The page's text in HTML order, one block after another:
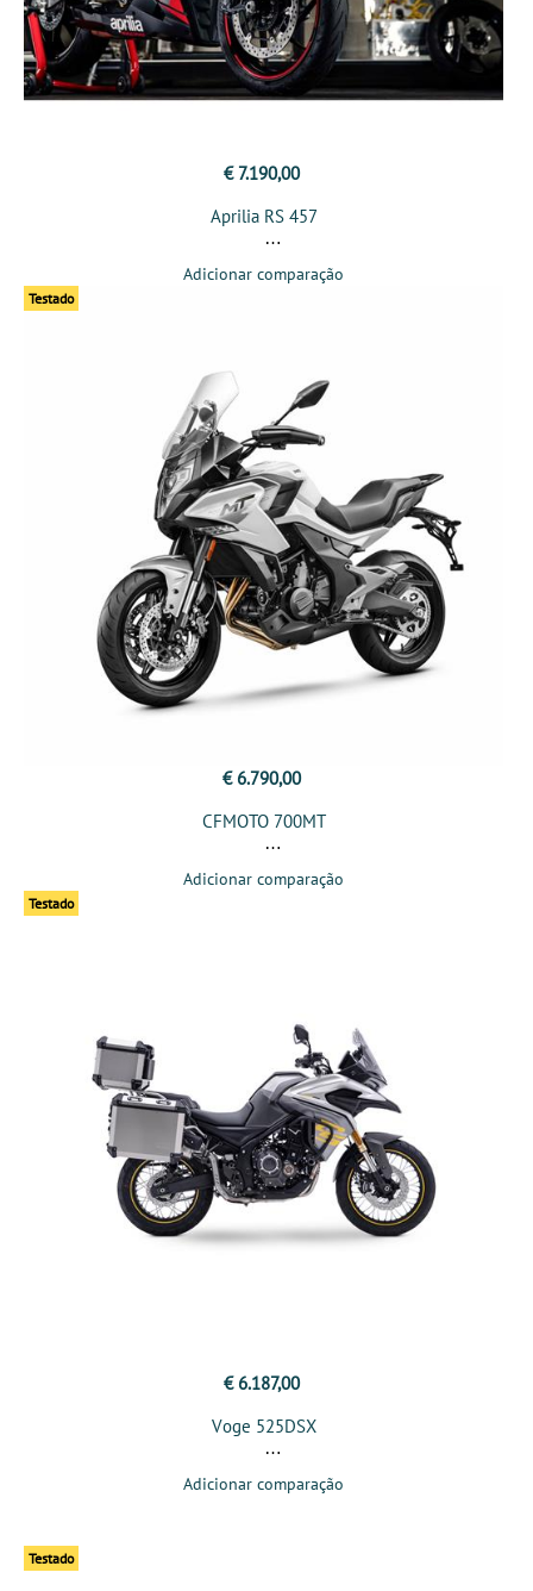
€ 7.190,00
Aprilia RS 457
Adicionar comparação
Testado
€ 6.790,00
CFMOTO 700MT
Adicionar comparação
Testado
€ 6.187,00
Voge 525DSX
Adicionar comparação
Testado